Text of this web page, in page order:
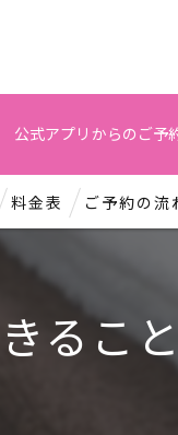
公式アプリからのご予
料金表 ご予約の流
るこ